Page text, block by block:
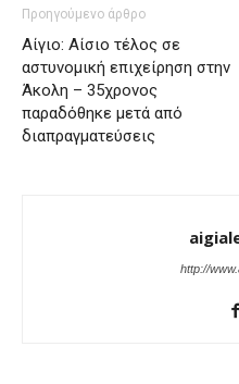
Προηγούμενο άρθρο
Αίγιο: Αίσιο τέλος σε
αστυνομική επιχείρηση στην
Άκολη – 35χρονος
παραδόθηκε μετά από
διαπραγματεύσεις
http://